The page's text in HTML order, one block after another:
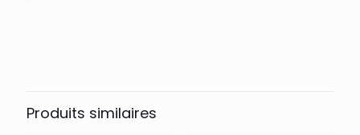
Produits similaires